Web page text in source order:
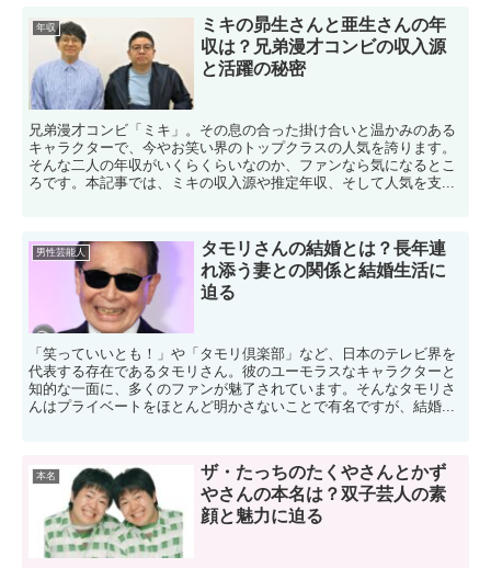
年収
ミキの昴生さんと亜生さんの年
収は？兄弟漫才コンビの収入源
と活躍の秘密
兄弟漫才コンビ「ミキ」。その息の合った掛け合いと温かみのある
キャラクターで、今やお笑い界のトップクラスの人気を誇ります。
そんな二人の年収がいくらくらいなのか、ファンなら気になるとこ
ろです。本記事では、ミキの収入源や推定年収、そして人気を支...
男性芸能人
タモリさんの結婚とは？長年連
れ添う妻との関係と結婚生活に
迫る
「笑っていいとも！」や「タモリ倶楽部」など、日本のテレビ界を
代表する存在であるタモリさん。彼のユーモラスなキャラクターと
知的な一面に、多くのファンが魅了されています。そんなタモリさ
んはプライベートをほとんど明かさないことで有名ですが、結婚...
本名
ザ・たっちのたくやさんとかず
やさんの本名は？双子芸人の素
顔と魅力に迫る